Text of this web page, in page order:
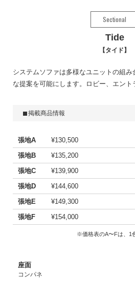
Sectional
Tide
タイド
システムソファは多様なユニットの組
な提案を可能にします。ロビー、エント
掲載商品情報
張地A
¥130,500
張地B
¥135,200
張地C
¥139,900
張地D
¥144,600
張地E
¥149,300
張地F
¥154,000
※価格表のA〜Fは、1
座面
コンパネ